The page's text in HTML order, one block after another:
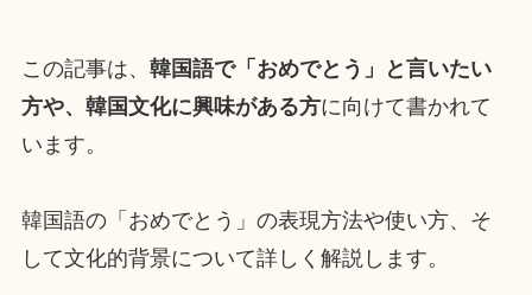
この記事は、 韓国語で「おめでとう」と言いたい
方や、韓国文化に興味がある方に向けて書かれて
います。
韓国語の「おめでとう」の表現方法や使い方、そ
して文化的背景について詳しく解説します。